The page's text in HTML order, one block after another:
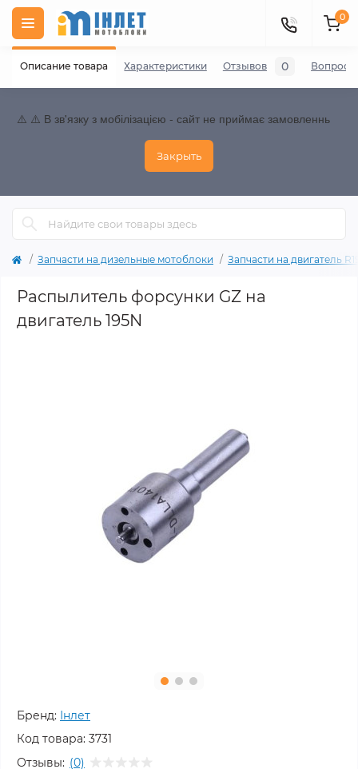
⚠️ ⚠️ В зв'язку з мобілізацією - сайт не приймає замовленнь
Закрыть
0
Запчасти на дизельные мотоблоки Запчасти на двигатель
Распылитель форсунки GZ на
двигатель 195N
Бренд: Інлет
Код товара: 3731
Отзывы: (0)
Описание товара Характеристики Отзывов 0 Вопросы